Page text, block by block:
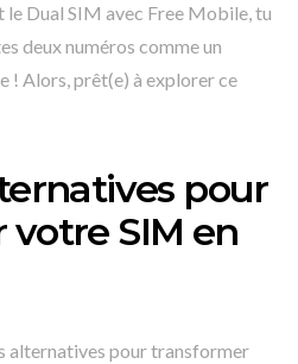
Dual SIM avec Free Mobile, tu
deux numéros comme un
! Alors, prêt(e) à explorer ce
pour
SIM en
alternatives pour transformer